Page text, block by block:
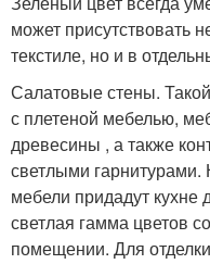
может присутствовать
текстиле, но и в
Салатовые стены.
с плетеной мебелью,
древесины , а также
светлыми
мебели придадут кухне
светлая гамма цветов
помещении. Для